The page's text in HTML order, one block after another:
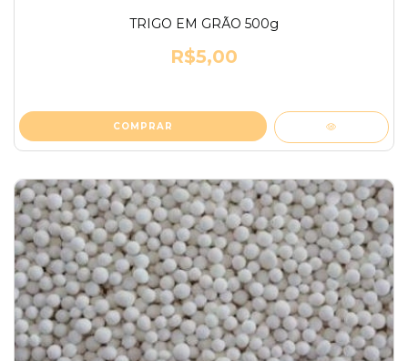
TRIGO EM GRÃO 500g
R$5,00